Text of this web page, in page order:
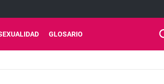
GLOSARIO